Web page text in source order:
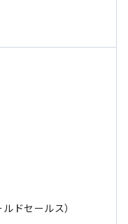
ドセールス）